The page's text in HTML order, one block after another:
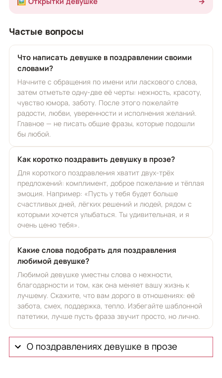
Частые вопросы
Что написать девушке в поздравлении своими
словами?
Начните с обращения по имени или ласкового слова,
затем отметьте одну-две её черты: нежность, красоту,
чувство юмора, заботу. После этого пожелайте
радости, любви, уверенности и исполнения желаний.
Главное — не писать общие фразы, которые подошли
бы любой.
Как коротко поздравить девушку в прозе?
Для короткого поздравления хватит двух-трёх
предложений: комплимент, доброе пожелание и тёплая
эмоция. Например: «Пусть у тебя будет больше
счастливых дней, лёгких решений и людей, рядом с
которыми хочется улыбаться. Ты удивительная, и я
очень ценю тебя».
Какие слова подобрать для поздравления
любимой девушке?
Любимой девушке уместны слова о нежности,
благодарности и том, как она меняет вашу жизнь к
лучшему. Скажите, что вам дорого в отношениях: её
забота, смех, поддержка, тепло. Избегайте шаблонной
патетики, лучше пусть фраза звучит просто, но лично.
О поздравлениях девушке в прозе